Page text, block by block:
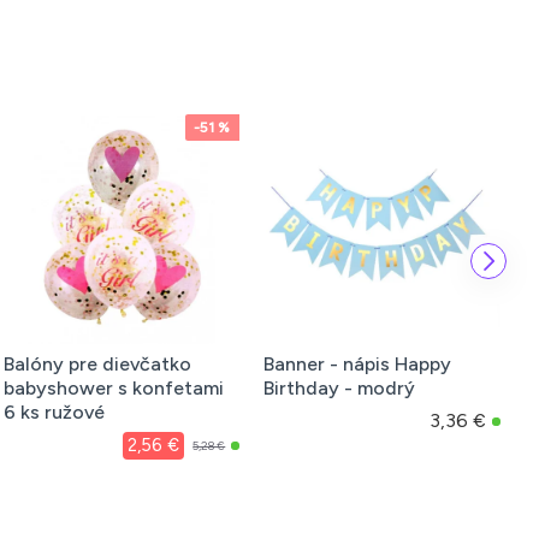
Banner - nápis Happy
Birthday - modrý
Banner - nápis Happy
Birthday - ružový
3,16 €